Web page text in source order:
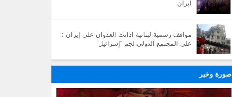
ايران
مواقف رسمية لبنانية ادانت العدوان على إيران :
على المجتمع الدولي لجم “إسرائيل”
صورة وخبر